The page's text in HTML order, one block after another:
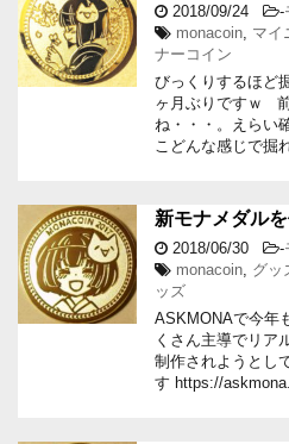
2018/09/24 -
monacoin, マイ
ナーコイン
びっくりするほど
ヶ月ぶりですｗ
ね・・・。えらい
こどんな感じで掘
新モナメダル
2018/06/30 -
monacoin, グッ
ッズ
ASKMONAで今年
くさん主導でリア
制作されようとし
す https://